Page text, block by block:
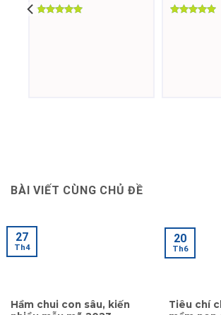
BÀI VIẾT CÙNG CHỦ ĐỀ
Hầm chui con sâu, kiến
27
Th4
Tiêu chí
20
Th6